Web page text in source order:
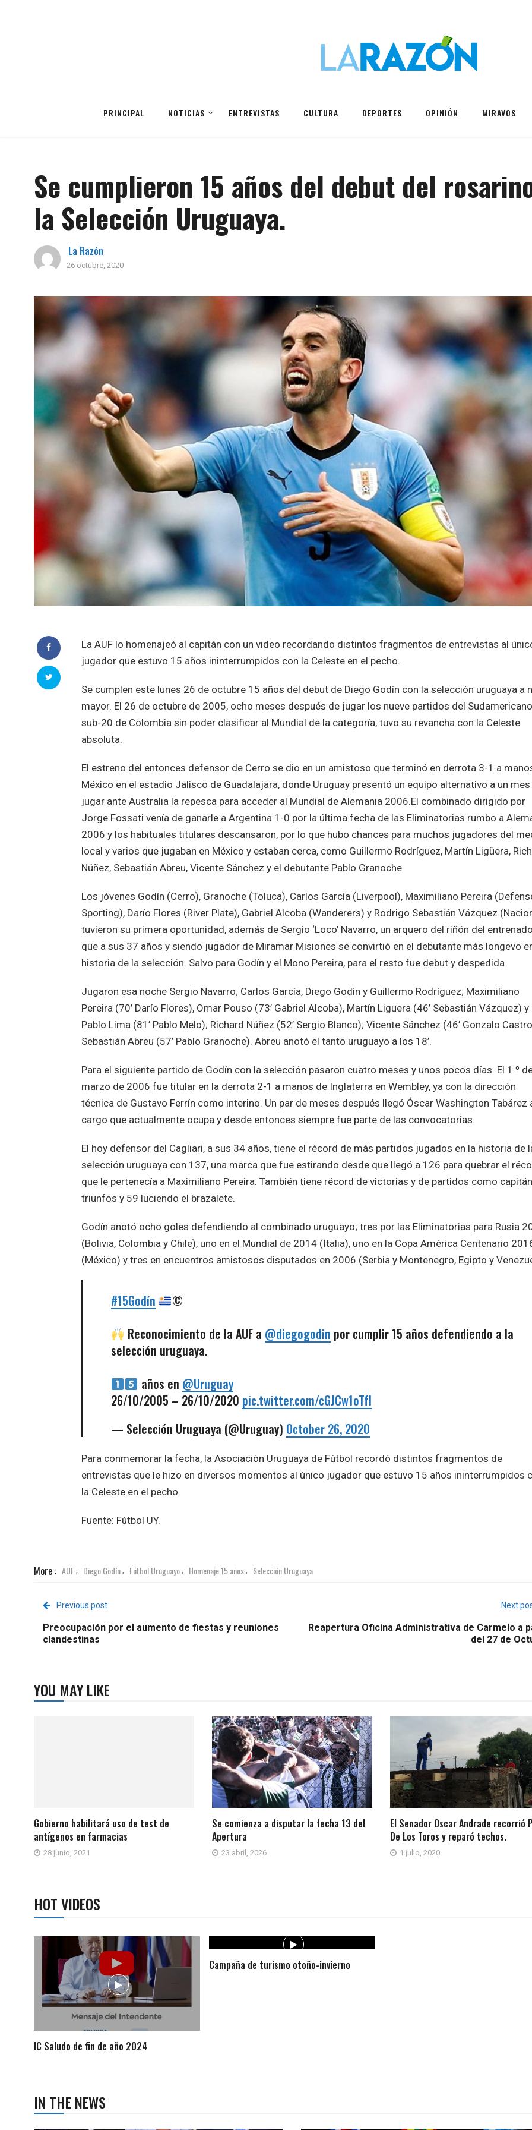
PRINCIPAL NOTICIAS ENTREVISTAS CULTURA DEPORTES OPINIÓN MIRAVOS
Se cumplieron 15 años del debut del
la Selección Uruguaya.
La Razón
26 octubre, 2020
La AUF lo homenajeó al capitán con un video recordando distintos fragmentos de entrevistas al
jugador que estuvo 15 años ininterrumpidos con la Celeste en el pecho.
Se cumplen este lunes 26 de octubre 15 años del debut de Diego Godín con la selección uruguaya a
mayor. El 26 de octubre de 2005, ocho meses después de jugar los nueve partidos del Sudamericano
sub-20 de Colombia sin poder clasificar al Mundial de la categoría, tuvo su revancha con la Celeste
absoluta.
El estreno del entonces defensor de Cerro se dio en un amistoso que terminó en derrota 3-1 a
México en el estadio Jalisco de Guadalajara, donde Uruguay presentó un equipo alternativo a un
jugar ante Australia la repesca para acceder al Mundial de Alemania 2006.El combinado dirigido por
Jorge Fossati venía de ganarle a Argentina 1-0 por la última fecha de las Eliminatorias rumbo a
2006 y los habituales titulares descansaron, por lo que hubo chances para muchos jugadores del
local y varios que jugaban en México y estaban cerca, como Guillermo Rodríguez, Martín Ligüera,
Núñez, Sebastián Abreu, Vicente Sánchez y el debutante Pablo Granoche.
Los jóvenes Godín (Cerro), Granoche (Toluca), Carlos García (Liverpool), Maximiliano Pereira
Sporting), Darío Flores (River Plate), Gabriel Alcoba (Wanderers) y Rodrigo Sebastián Vázquez
tuvieron su primera oportunidad, además de Sergio ‘Loco’ Navarro, un arquero del riñón del
que a sus 37 años y siendo jugador de Miramar Misiones se convirtió en el debutante más longevo
historia de la selección. Salvo para Godín y el Mono Pereira, para el resto fue debut y despedida
Jugaron esa noche Sergio Navarro; Carlos García, Diego Godín y Guillermo Rodríguez; Maximiliano
Pereira (70’ Darío Flores), Omar Pouso (73’ Gabriel Alcoba), Martín Liguera (46’ Sebastián Vázquez) y
Pablo Lima (81’ Pablo Melo); Richard Núñez (52’ Sergio Blanco); Vicente Sánchez (46’ Gonzalo
Sebastián Abreu (57’ Pablo Granoche). Abreu anotó el tanto uruguayo a los 18’.
Para el siguiente partido de Godín con la selección pasaron cuatro meses y unos pocos días. El 1.º
marzo de 2006 fue titular en la derrota 2-1 a manos de Inglaterra en Wembley, ya con la dirección
técnica de Gustavo Ferrín como interino. Un par de meses después llegó Óscar Washington Tabárez
cargo que actualmente ocupa y desde entonces siempre fue parte de las convocatorias.
El hoy defensor del Cagliari, a sus 34 años, tiene el récord de más partidos jugados en la historia de
selección uruguaya con 137, una marca que fue estirando desde que llegó a 126 para quebrar el
que le pertenecía a Maximiliano Pereira. También tiene récord de victorias y de partidos como
triunfos y 59 luciendo el brazalete.
Godín anotó ocho goles defendiendo al combinado uruguayo; tres por las Eliminatorias para Rusia
(Bolivia, Colombia y Chile), uno en el Mundial de 2014 (Italia), uno en la Copa América Centenario
(México) y tres en encuentros amistosos disputados en 2006 (Serbia y Montenegro, Egipto y
#15Godín
©️
Reconocimiento de la AUF a @diegogodin por cumplir 15 años defendiendo a la
selección uruguaya.
años en @Uruguay
26/10/2005 – 26/10/2020 pic.twitter.com/cGJCw1oTfI
— Selección Uruguaya (@Uruguay) October 26, 2020
Para conmemorar la fecha, la Asociación Uruguaya de Fútbol recordó distintos fragmentos de
entrevistas que le hizo en diversos momentos al único jugador que estuvo 15 años ininterrumpidos
la Celeste en el pecho.
Fuente: Fútbol UY.
More : AUF, Diego Godín, Fútbol Uruguayo, Homenaje 15 años, Selección Uruguaya
Previous post
Preocupación por el aumento de fiestas y reuniones
clandestinas
Next
Reapertura Oficina Administrativa de Carmelo a
del 27 de
YOU MAY LIKE
Gobierno habilitará uso de test de
antígenos en farmacias
28 junio, 2021
Se comienza a disputar la fecha 13 del
Apertura
23 abril, 2026
El Senador Oscar Andrade recorrió
De Los Toros y reparó techos.
1 julio, 2020
HOT VIDEOS
IC Saludo de fin de año 2024
Campaña de turismo otoño-invierno
IN THE NEWS